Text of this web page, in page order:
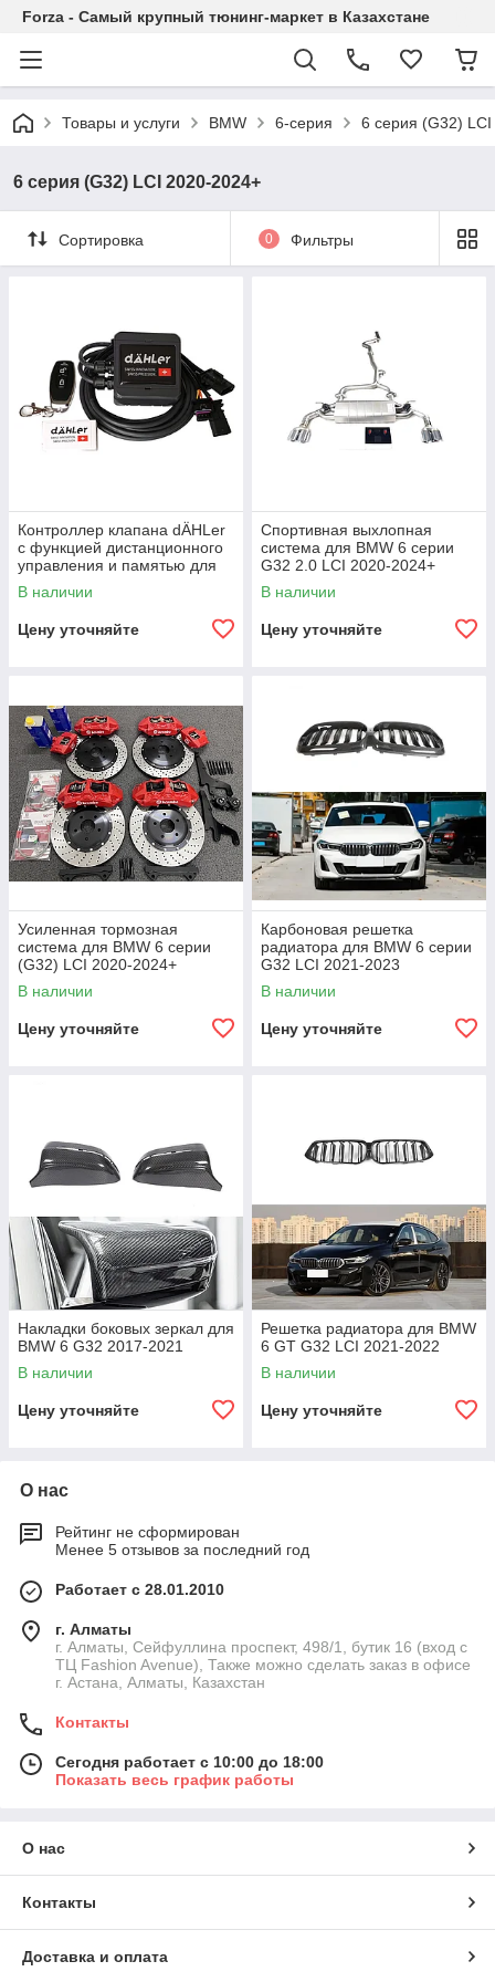
Forza - Самый крупный тюнинг-маркет в Казахстане
Товары и услуги BMW 6-серия 6 серия (G32)
6 серия (G32) LCI 2020-2024+
Сортировка 0 Фильтры
Контроллер клапана dÄHLer
с функцией дистанционного
управления и памятью для
BMW 6 серии G32 LCI 2020-
2024+
В наличии
Цену уточняйте
Спортивная выхлопная
система для BMW 6 серии
G32 2.0 LCI 2020-2024+
В наличии
Цену уточняйте
Усиленная тормозная
система для BMW 6 серии
(G32) LCI 2020-2024+
В наличии
Цену уточняйте
Карбоновая решетка
радиатора для BMW 6 серии
G32 LCI 2021-2023
В наличии
Цену уточняйте
Накладки боковых зеркал для
BMW 6 G32 2017-2021
В наличии
Цену уточняйте
Решетка радиатора для BMW
6 GT G32 LCI 2021-2022
В наличии
Цену уточняйте
О нас
Рейтинг не сформирован
Менее 5 отзывов за последний год
Работает с 28.01.2010
г. Алматы
г. Алматы, Сейфуллина проспект, 498/1, бутик 16 (вход с
ТЦ Fashion Avenue), Также можно сделать заказ в офисе
г. Астана, Алматы, Казахстан
Контакты
Сегодня работает с 10:00 до 18:00
Показать весь график работы
О нас
Контакты
Доставка и оплата